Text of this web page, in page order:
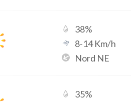
38%
8-14Km/h
Nord NE
35%